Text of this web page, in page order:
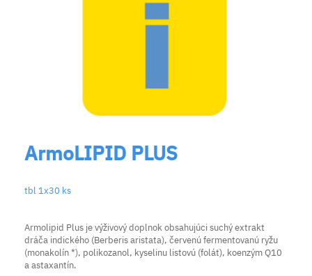
ArmoLIPID PLUS
tbl 1x30 ks
Armolipid Plus je výživový doplnok obsahujúci suchý extrakt
dráča indického (Berberis aristata), červenú fermentovanú ryžu
(monakolín *), polikozanol, kyselinu listovú (folát), koenzým Q10
a astaxantín.